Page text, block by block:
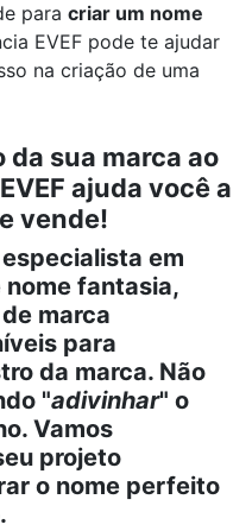
para criar um nome
EVEF pode te ajudar
na criação de uma
da sua marca ao
ajuda você a
vende!
em
nome fantasia,
marca
para
da marca. Não
"adivinhar" o
Vamos
projeto
o nome perfeito